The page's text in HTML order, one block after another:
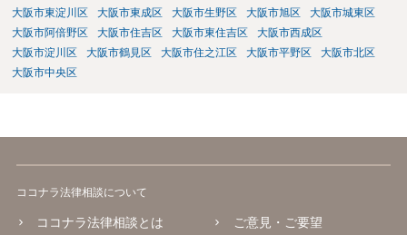
大阪市東淀川区
大阪市東成区 大阪市生野区 大阪市旭区
大阪市城東区
大阪市阿倍野区
大阪市住吉区 大阪市東住吉区
大阪市西成区
大阪市淀川区
大阪市鶴見区 大阪市住之江区 大阪市平野区
大阪市北区
大阪市中央区
ココナラ法律相談について
ココナラ法律相談とは
ご意見・ご要望